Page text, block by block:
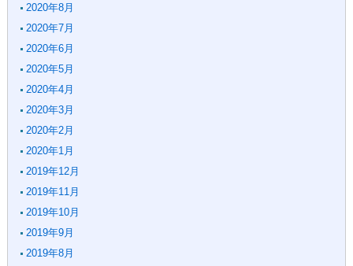
2020年8月
2020年7月
2020年6月
2020年5月
2020年4月
2020年3月
2020年2月
2020年1月
2019年12月
2019年11月
2019年10月
2019年9月
2019年8月